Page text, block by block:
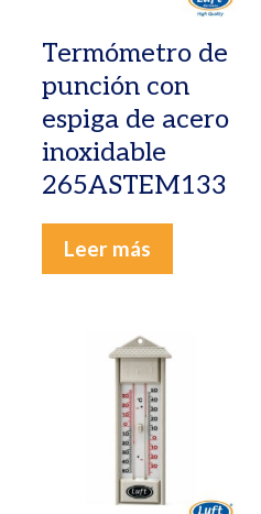
Termómetro de
punción con
espiga de acero
inoxidable
265ASTEM133
Leer más